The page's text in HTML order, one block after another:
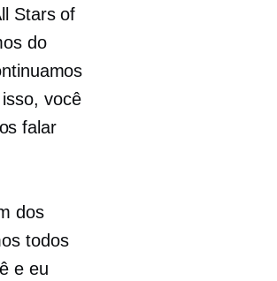
Stars of
do
você
falar
dos
todos
e eu